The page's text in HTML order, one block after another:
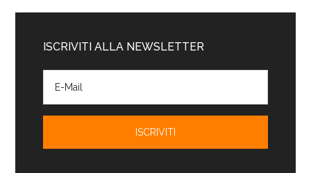
ISCRIVITI ALLA NEWSLETTER